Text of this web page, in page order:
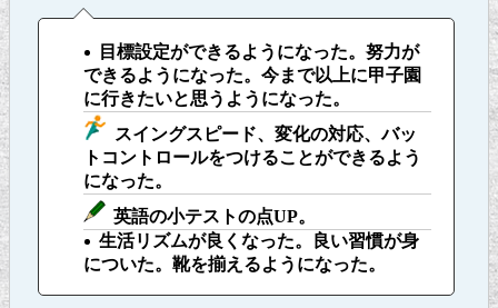
目標設定ができるようになった。努力が
できるようになった。今まで以上に甲子園
に行きたいと思うようになった。
スイングスピード、変化の対応、バッ
トコントロールをつけることができるよう
になった。
英語の小テストの点UP。
生活リズムが良くなった。良い習慣が身
についた。靴を揃えるようになった。